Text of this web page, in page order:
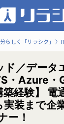
らしく「リラシク」
ド／データ
・Azure・
経験】 電
実装まで企
ー！